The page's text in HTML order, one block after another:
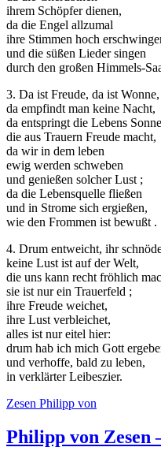
ihrem Schöpfer dienen,
da die Engel allzumal
ihre Stimmen hoch
und die süßen Lieder singen
durch den großen Himmels-
3. Da ist Freude, da ist Wonne,
da empfindt man keine Nacht,
da entspringt die Lebens
die aus Trauern Freude macht,
da wir in dem leben
ewig werden schweben
und genießen solcher Lust ;
da die Lebensquelle fließen
und in Strome sich ergießen,
wie den Frommen ist bewußt .
4. Drum entweicht, ihr
keine Lust ist auf der Welt,
die uns kann recht fröhlich
sie ist nur ein Trauerfeld ;
ihre Freude weichet,
ihre Lust verbleichet,
alles ist nur eitel hier:
drum hab ich mich Gott
und verhoffe, bald zu leben,
in verklärter Leibeszier.
Zesen Philipp von
Philipp von Zesen
benötigt,
damit die
Website
funktioniert.
Statistik
Mit diesen
Cookies
können wir die
Funktionsweise
und Struktur
der Website
auf Basis der
Nutzung
Erfahrung
Damit unsere
Website
während
Ihres Besuchs
so gut wie
möglich
funktioniert.
Wenn Sie
diese Cookies
verschwinden